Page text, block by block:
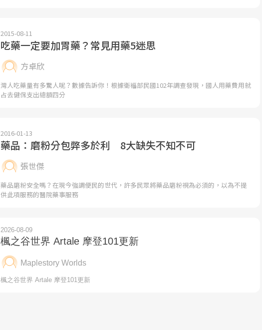
2015-08-11
吃藥一定要加胃藥？常見用藥5迷思
方卓欣
灣人吃藥量有多驚人呢？數據告訴你！根據衛福部民國102年調查發現，國人用藥費用就
占去健保支出總額四分
2016-01-13
藥品：磨粉分包弊多於利 8大缺失不知不可
張世傑
藥品磨粉安全嗎？在現今強調便民的世代，許多民眾將藥品磨粉視為必須的，以為不提
供此項服務的醫院藥事服務